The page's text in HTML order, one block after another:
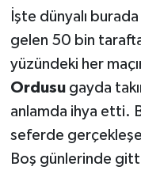
İşte dünyalı
gelen 50 bin
yüzündeki her
Ordusugayda
anlamda ihya etti.
seferde
Boş günlerinde